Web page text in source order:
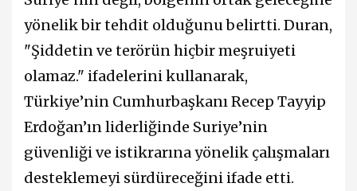
yönelik bir tehdit olduğunu belirtti. Duran,
"Şiddetin ve terörün hiçbir meşruiyeti
olamaz." ifadelerini kullanarak,
Türkiye’nin Cumhurbaşkanı Recep Tayyip
Erdoğan’ın liderliğinde Suriye’nin
güvenliği ve istikrarına yönelik çalışmaları
desteklemeyi sürdüreceğini ifade etti.